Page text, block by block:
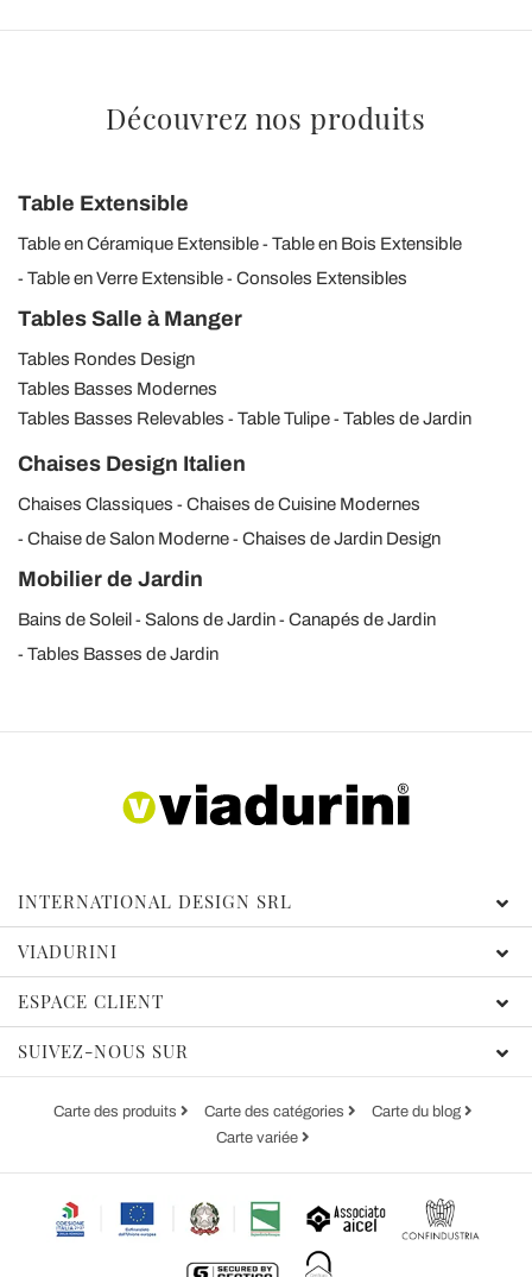
Découvrez nos produits
Table Extensible
Table en Céramique Extensible
Table en Bois Extensible
Table en Verre Extensible
Consoles Extensibles
Tables Salle à Manger
Tables Rondes Design
Tables Basses Modernes
Tables Basses Relevables
Table Tulipe Tables de Jardin
Chaises Design Italien
Chaises Classiques
Chaises de Cuisine Modernes
Chaise de Salon Moderne
Chaises de Jardin Design
Mobilier de Jardin
Bains de Soleil Salons de Jardin
Canapés de Jardin
Tables Basses de Jardin
INTERNATIONAL DESIGN SRL
VIADURINI
ESPACE CLIENT
SUIVEZ-NOUS SUR
Carte des produits Carte des catégories
Carte du blog
Carte variée